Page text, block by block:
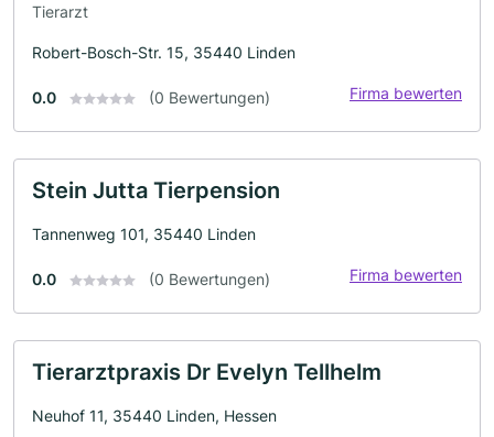
Tierarzt
Robert-Bosch-Str. 15, 35440 Linden
0.0 (0 Bewertungen) Firma bewerten
Stein Jutta Tierpension
Tannenweg 101, 35440 Linden
0.0 (0 Bewertungen) Firma bewerten
Tierarztpraxis Dr Evelyn Tellhelm
Neuhof 11, 35440 Linden, Hessen